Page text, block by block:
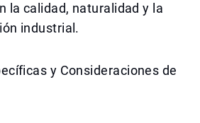
la calidad, naturalidad y la
industrial.
y Consideraciones de